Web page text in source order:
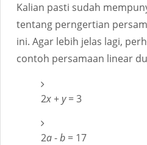
Kalian pasti sudah
tentang perngertian
ini. Agar lebih jelas lagi,
contoh persamaan linear
2x+y= 3
2a-b = 17